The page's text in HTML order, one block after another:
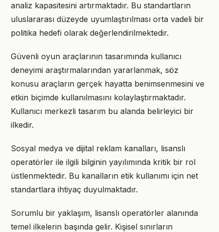
analiz kapasitesini artırmaktadır. Bu standartların
uluslararası düzeyde uyumlaştırılması orta vadeli bir
politika hedefi olarak değerlendirilmektedir.
Güvenli oyun araçlarının tasarımında kullanıcı
deneyimi araştırmalarından yararlanmak, söz
konusu araçların gerçek hayatta benimsenmesini ve
etkin biçimde kullanılmasını kolaylaştırmaktadır.
Kullanıcı merkezli tasarım bu alanda belirleyici bir
ilkedir.
Sosyal medya ve dijital reklam kanalları, lisanslı
operatörler ile ilgili bilginin yayılımında kritik bir rol
üstlenmektedir. Bu kanalların etik kullanımı için net
standartlara ihtiyaç duyulmaktadır.
Sorumlu bir yaklaşım, lisanslı operatörler alanında
temel ilkelerin başında gelir. Kişisel sınırların